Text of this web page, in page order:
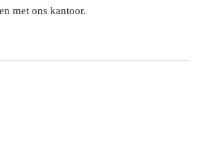
met ons kantoor.